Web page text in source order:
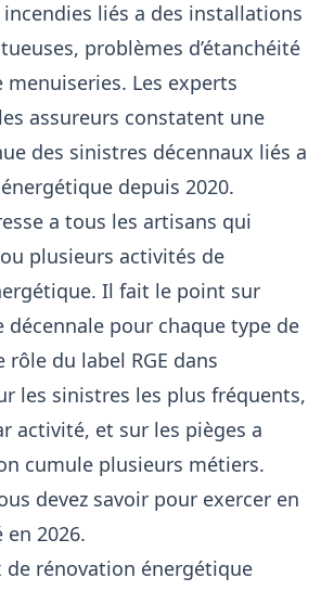
liés a des installations
problèmes d’étanchéité
menuiseries. Les experts
assureurs constatent une
des sinistres décennaux liés a
depuis 2020.
a tous les artisans qui
plusieurs activités de
Il fait le point sur
décennale pour chaque type de
du label RGE dans
les sinistres les plus fréquents,
activité, et sur les pièges a
cumule plusieurs métiers.
devez savoir pour exercer en
2026.
de rénovation énergétique